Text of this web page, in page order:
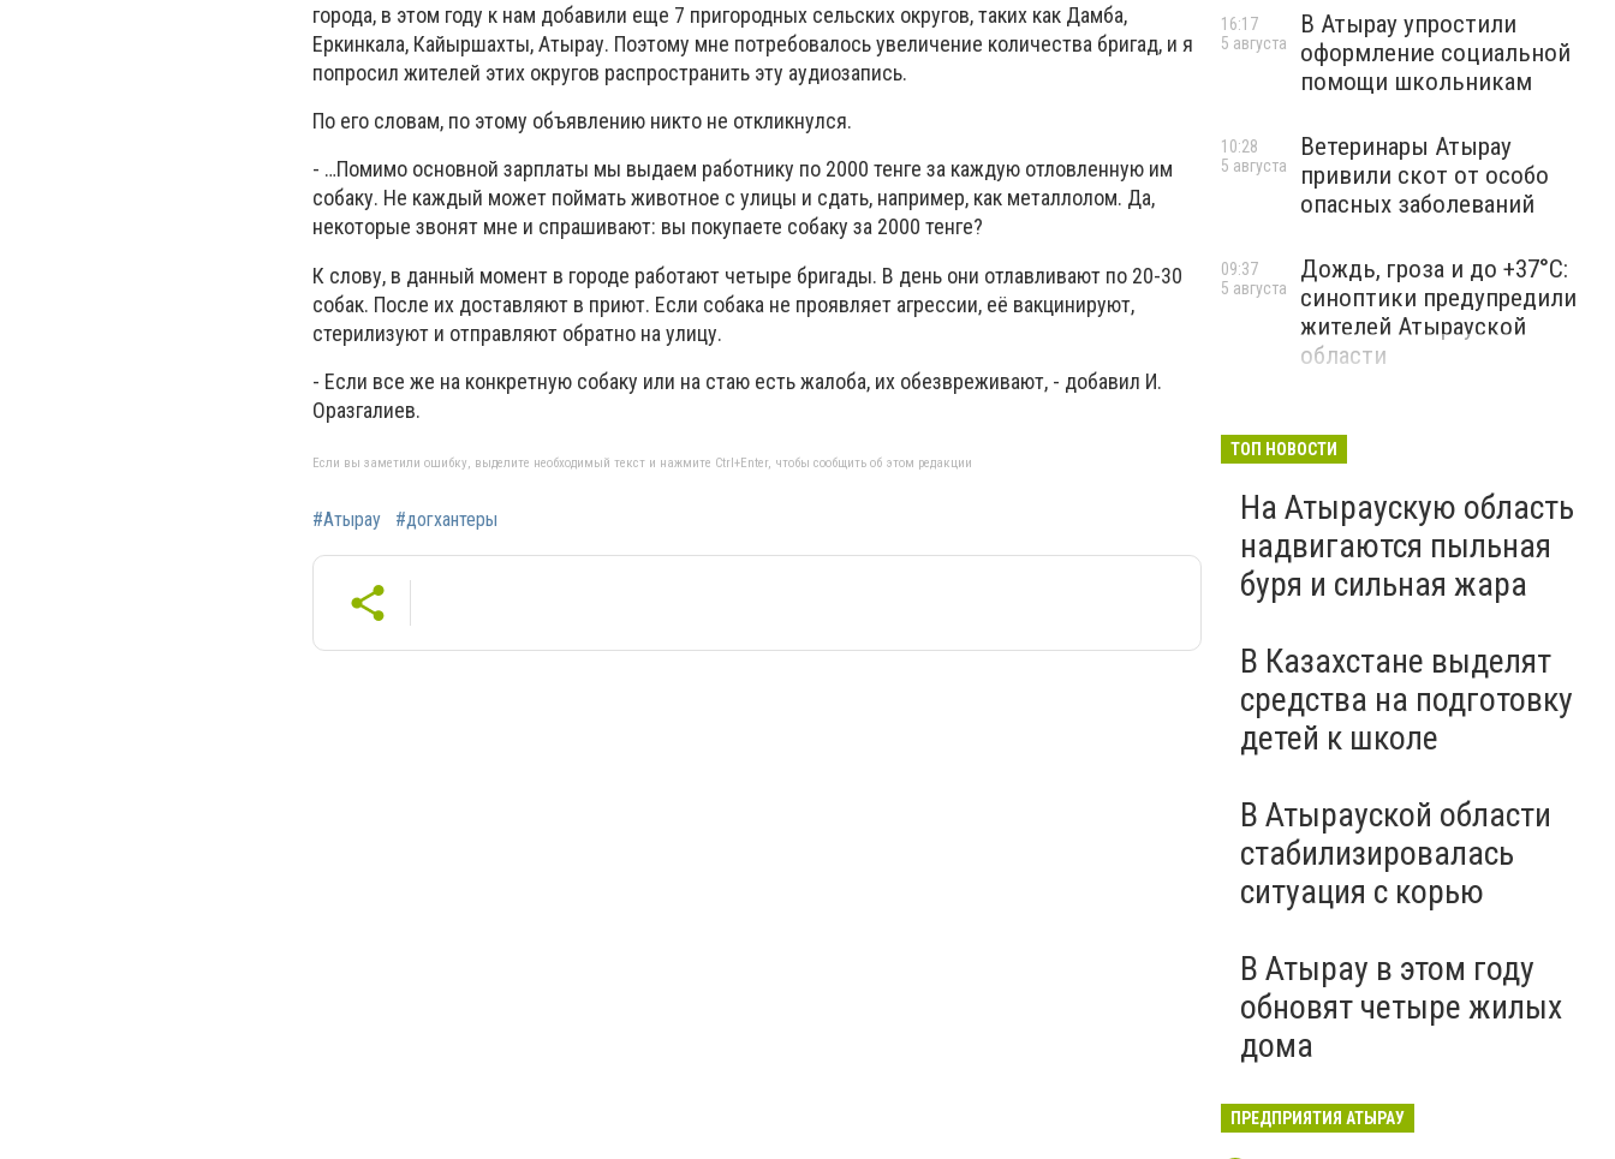
города, в этом году к нам добавили еще 7 пригородных сельских округов, таких как Дамба,
Еркинкала, Кайыршахты, Атырау. Поэтому мне потребовалось увеличение количества бригад, и я
попросил жителей этих округов распространить эту аудиозапись.
По его словам, по этому объявлению никто не откликнулся.
- …Помимо основной зарплаты мы выдаем работнику по 2000 тенге за каждую отловленную им
собаку. Не каждый может поймать животное с улицы и сдать, например, как металлолом. Да,
некоторые звонят мне и спрашивают: вы покупаете собаку за 2000 тенге?
К слову, в данный момент в городе работают четыре бригады. В день они отлавливают по 20-30
собак. После их доставляют в приют. Если собака не проявляет агрессии, её вакцинируют,
стерилизуют и отправляют обратно на улицу.
- Если все же на конкретную собаку или на стаю есть жалоба, их обезвреживают, - добавил И.
Оразгалиев.
Если вы заметили ошибку, выделите необходимый текст и нажмите Ctrl+Enter, чтобы сообщить об этом редакции
#Атырау #догхантеры
В Атырау упростили
оформление социальной
помощи школьникам
16:17
5 августа
Ветеринары Атырау
привили скот от особо
опасных заболеваний
10:28
5 августа
Дождь, гроза и до +37°C:
синоптики предупредили
жителей Атырауской
области
09:37
5 августа
ТОП НОВОСТИ
На Атыраускую область
надвигаются пыльная
буря и сильная жара
В Казахстане выделят
средства на подготовку
детей к школе
В Атырауской области
стабилизировалась
ситуация с корью
В Атырау в этом году
обновят четыре жилых
дома
ПРЕДПРИЯТИЯ АТЫРАУ